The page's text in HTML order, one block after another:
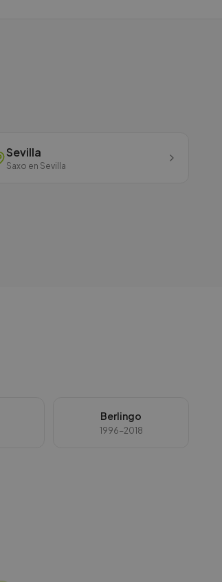
Sevilla
Saxo en Sevilla
Berlingo
1996-2018